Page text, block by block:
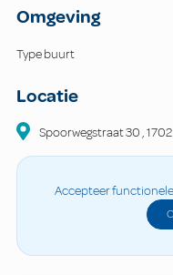
Omgeving
Type buurt
Locatie
Spoorwegstraat30 ,1702
Accepteer functionele